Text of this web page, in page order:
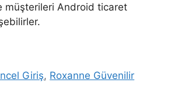
müşterileri Android ticaret
Giriş, Roxanne Güvenilir